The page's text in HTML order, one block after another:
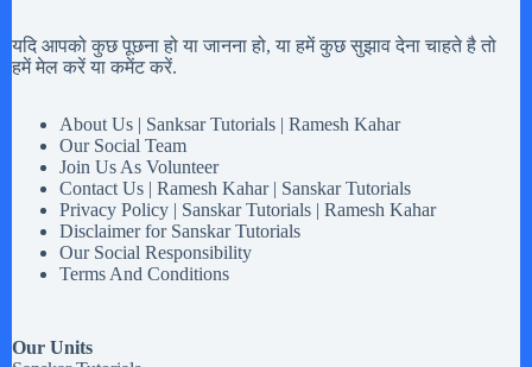
यदि आपको कुछ पूछना हो या जानना हो, या हमें कुछ सुझाव देना चाहते है तो
हमें मेल करें या कमेंट करें.
About Us | Sanksar Tutorials | Ramesh Kahar
Our Social Team
Join Us As Volunteer
Contact Us | Ramesh Kahar | Sanskar Tutorials
Privacy Policy | Sanskar Tutorials | Ramesh Kahar
Disclaimer for Sanskar Tutorials
Our Social Responsibility
Terms And Conditions
Our Units